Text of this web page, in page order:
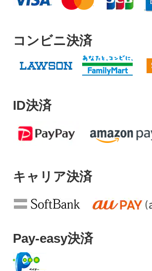
コンビニ決済
ID決済
キャリア決済
Pay-easy決済